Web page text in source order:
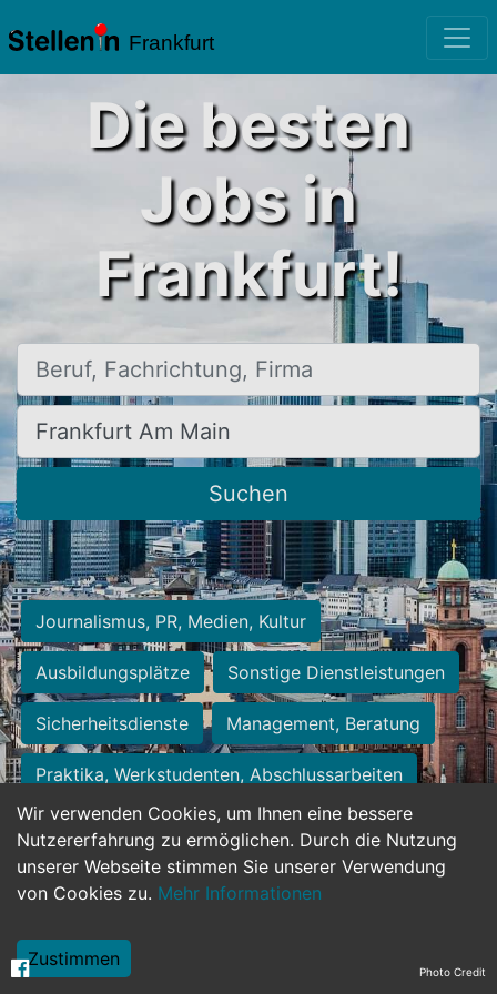
Frankfurt
Wir verwenden Cookies, um Ihnen eine bessere
Nutzererfahrung zu ermöglichen. Durch die Nutzung
unserer Webseite stimmen Sie unserer Verwendung
von Cookies zu. Mehr Informationen
Zustimmen
Die besten
Jobs in
Frankfurt!
Beruf, Fachrichtung, Firma
Ort, Stadt
Suchen
Journalismus, PR, Medien, Kultur
Ausbildungsplätze Sonstige Dienstleistungen
Sicherheitsdienste Management, Beratung
Praktika, Werkstudenten, Abschlussarbeiten
Personalwesen Assistenz, Sekretariat
Hilfskräfte, Aushilfs- und Nebenjobs
Weiterbildung, Studium, duale Ausbildung Photo Credit